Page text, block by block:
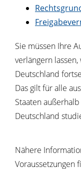
Sie müssen Ihre
verlängern
Deutschland
Das gilt für alle
Staaten
Deutschland
Nähere
Voraussetzungen